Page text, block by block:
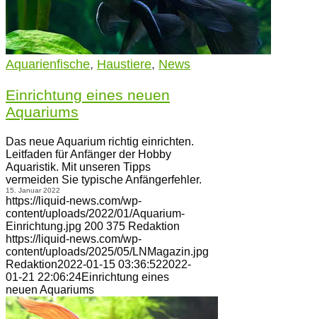
Aquarienfische, Haustiere, News
Einrichtung eines neuen
Aquariums
Das neue Aquarium richtig einrichten.
Leitfaden für Anfänger der Hobby
Aquaristik. Mit unseren Tipps
vermeiden Sie typische Anfängerfehler.
15. Januar 2022
https://liquid-news.com/wp-
content/uploads/2022/01/Aquarium-
Einrichtung.jpg 200 375 Redaktion
https://liquid-news.com/wp-
content/uploads/2025/05/LNMagazin.jpg
Redaktion2022-01-15 03:36:522022-
01-21 22:06:24Einrichtung eines
neuen Aquariums